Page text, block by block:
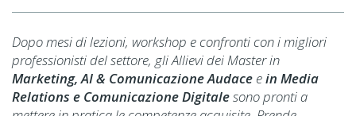
Dopo mesi di lezioni, workshop e confronti con i migliori
professionisti del settore, gli Allievi dei Master in
Marketing, AI & Comunicazione Audace ein Media
Relations e Comunicazione Digitalesono pronti a